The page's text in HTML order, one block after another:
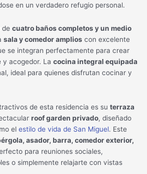
en un verdadero refugio personal.
decuatro baños completos y un medio
sala y comedor amplios con excelente
se integran perfectamente para crear
y acogedor. Lacocina integral equipada
ideal para quienes disfrutan cocinar y
de esta residencia es suterraza
roof garden privado, diseñado
elestilo de vida de San Miguel. Este
asador, barra, comedor exterior,
para reuniones sociales,
o simplemente relajarte con vistas